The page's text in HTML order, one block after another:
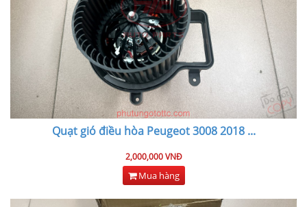
Quạt gió điều hòa Peugeot 3008 2018...
2,000,000 VNĐ
Mua hàng